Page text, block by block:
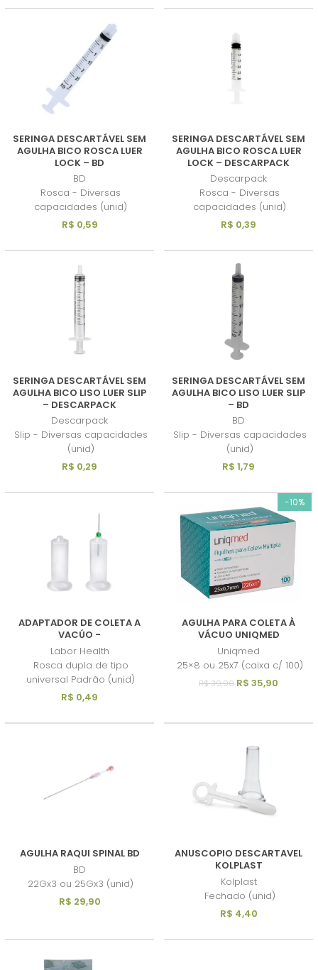
SERINGA DESCARTÁVEL SEM
AGULHA BICO ROSCA LUER
LOCK – BD
BD
Rosca - Diversas
capacidades (unid)
R$ 0,59
SERINGA DESCARTÁVEL SEM
AGULHA BICO ROSCA LUER
LOCK – DESCARPACK
Descarpack
Rosca - Diversas
capacidades (unid)
R$ 0,39
SERINGA DESCARTÁVEL SEM
AGULHA BICO LISO LUER SLIP
– DESCARPACK
Descarpack
Slip - Diversas capacidades
(unid)
R$ 0,29
SERINGA DESCARTÁVEL SEM
AGULHA BICO LISO LUER SLIP
– BD
BD
Slip - Diversas capacidades
(unid)
R$ 1,79
ADAPTADOR DE COLETA A
VACÚO -
Labor Health
Rosca dupla de tipo
universal Padrão (unid)
R$ 0,49
-10%
AGULHA PARA COLETA À
VÁCUO UNIQMED
Uniqmed
25×8 ou 25x7 (caixa c/ 100)
R$ 39,90 R$ 35,90
AGULHA RAQUI SPINAL BD
BD
22Gx3 ou 25Gx3 (unid)
R$ 29,90
ANUSCOPIO DESCARTAVEL
KOLPLAST
Kolplast
Fechado (unid)
R$ 4,40